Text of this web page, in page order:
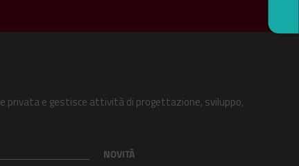
privata e gestisce attività di progettazione, sviluppo,
NOVITÀ